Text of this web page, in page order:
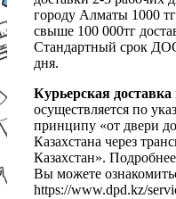
городу Алматы 1000
свыше 100 000тг
Стандартный срок
дня.
Курьерская доставка
осуществляется по
принципу «от двери
Казахстана через
Казахстан».
Вы можете
https://www.dpd.kz/